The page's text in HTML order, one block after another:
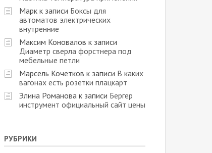
Марк к записи Боксы для
автоматов электрических
внутренние
Максим Коновалов к записи
Диаметр сверла форстнера под
мебельные петли
Марсель Кочетков к записи В каких
вагонах есть розетки плацкарт
Элина Романова к записи Бергер
инструмент официальный сайт цены
РУБРИКИ